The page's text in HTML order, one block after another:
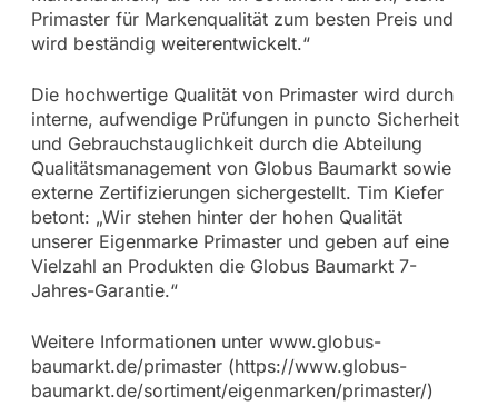
Primaster für Markenqualität zum besten Preis und
wird beständig weiterentwickelt.“
Die hochwertige Qualität von Primaster wird durch
interne, aufwendige Prüfungen in puncto Sicherheit
und Gebrauchstauglichkeit durch die Abteilung
Qualitätsmanagement von Globus Baumarkt sowie
externe Zertifizierungen sichergestellt. Tim Kiefer
betont: „Wir stehen hinter der hohen Qualität
unserer Eigenmarke Primaster und geben auf eine
Vielzahl an Produkten die Globus Baumarkt 7-
Jahres-Garantie.“
Weitere Informationen unter www.globus-
baumarkt.de/primaster (https://www.globus-
baumarkt.de/sortiment/eigenmarken/primaster/)